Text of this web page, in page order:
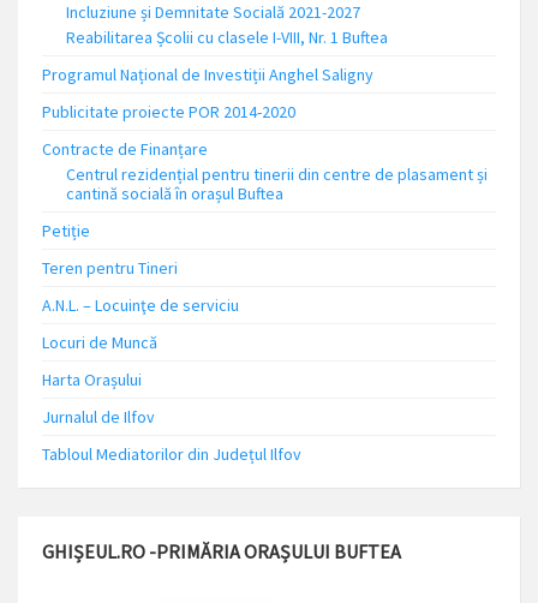
Incluziune și Demnitate Socială 2021-2027
Reabilitarea Școlii cu clasele I-VIII, Nr. 1 Buftea
Programul Național de Investiții Anghel Saligny
Publicitate proiecte POR 2014-2020
Contracte de Finanțare
Centrul rezidențial pentru tinerii din centre de plasament și
cantină socială în orașul Buftea
Petiție
Teren pentru Tineri
A.N.L. – Locuinţe de serviciu
Locuri de Muncă
Harta Orașului
Jurnalul de Ilfov
Tabloul Mediatorilor din Județul Ilfov
GHIȘEUL.RO -PRIMĂRIA ORAȘULUI BUFTEA